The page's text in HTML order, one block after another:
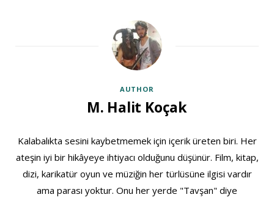
AUTHOR
M. Halit Koçak
Kalabalıkta sesini kaybetmemek için içerik üreten biri. Her
ateşin iyi bir hikâyeye ihtiyacı olduğunu düşünür. Film, kitap,
dizi, karikatür oyun ve müziğin her türlüsüne ilgisi vardır
ama parası yoktur. Onu her yerde "Tavşan" diye